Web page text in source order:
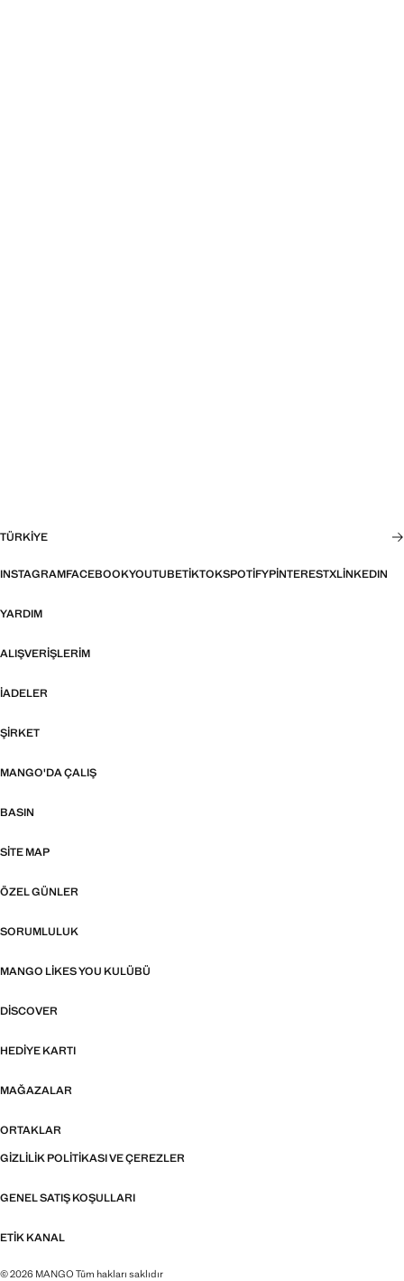
TÜRKIYE
INSTAGRAMFACEBOOKYOUTUBETIKTOKSPOTIFYPINTERESTXLINKEDIN
YARDIM
ALIŞVERIŞLERIM
İADELER
ŞIRKET
MANGO'DA ÇALIŞ
BASIN
SITE MAP
ÖZEL GÜNLER
SORUMLULUK
MANGO LIKES YOU KULÜBÜ
DISCOVER
HEDIYE KARTI
MAĞAZALAR
ORTAKLAR
GIZLILIK POLITIKASI VE ÇEREZLER
GENEL SATIŞ KOŞULLARI
ETIK KANAL
© 2026 MANGO Tüm hakları saklıdır